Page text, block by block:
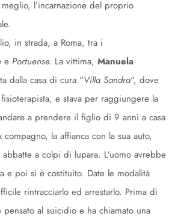
l’incarnazione del proprio
in strada, a Roma, tra i
e Portuense. La vittima, Manuela
dalla casa di cura “Villa Sandra“, dove
e stava per raggiungere la
a prendere il figlio di 9 anni a casa
la affianca con la sua auto,
a colpi di lupara. L’uomo avrebbe
e poi si è costituito. Date le modalità
rintracciarlo ed arrestarlo. Prima di
pensato al suicidio e ha chiamato una